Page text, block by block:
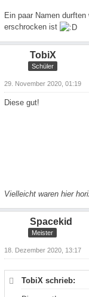
Ein paar Namen
erschrocken ist
TobiX
Schüler
29. November 2020, 01:19
Diese gut!
Vielleicht waren hier
Spacekid
Meister
18. Dezember 2020, 13:17
TobiX schrieb: